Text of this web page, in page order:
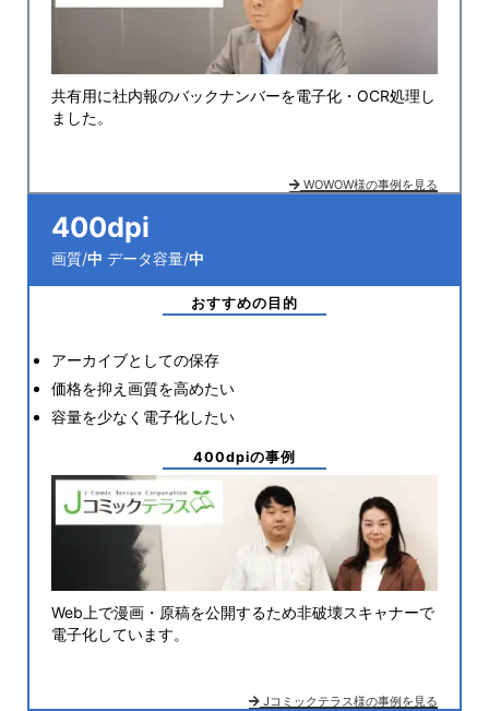
共有用に社内報のバックナンバーを電子化・OCR処理し
ました。
WOWOW様の事例を見る
400dpi
画質/中 データ容量/中
おすすめの目的
アーカイブとしての保存
価格を抑え画質を高めたい
容量を少なく電子化したい
400dpiの事例
Web上で漫画・原稿を公開するため非破壊スキャナーで
電子化しています。
Jコミックテラス様の事例を見る